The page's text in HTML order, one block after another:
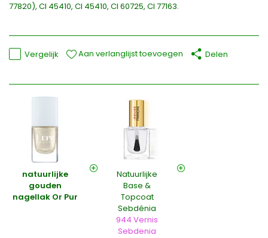
77820), CI 45410, CI 45410, CI 60725, CI 77163.
Vergelijk Aan verlanglijst toevoegen Delen
natuurlijke
gouden
nagellak Or Pur
Natuurlijke
Base &
Topcoat
Sebdénia
944 Vernis
Sebdenia